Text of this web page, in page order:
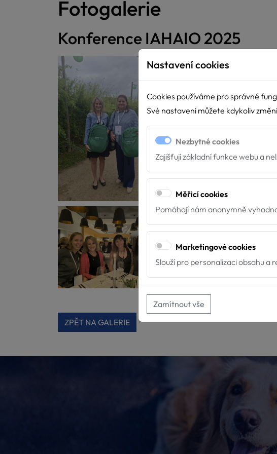
Fotogalerie
Konference IAHAIO 2025
ZPĚT NA GALERIE
Nastavení cookies
Cookies používáme pro správné
Své nastavení můžete kdykoliv
Nezbytné cookies
Zajišťují základní funkce webu a
Měřicí cookies
Pomáhají nám anonymně
Marketingové cookies
Slouží pro personalizaci obsahu a
Zamítnout vše